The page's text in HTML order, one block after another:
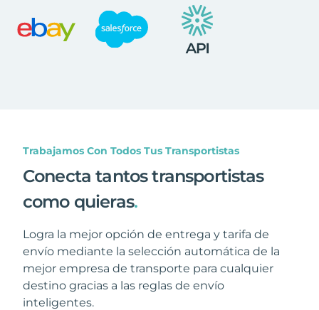
Trabajamos Con Todos Tus Transportistas
Conecta tantos transportistas
como quieras.
Logra la mejor opción de entrega y tarifa de
envío mediante la selección automática de la
mejor empresa de transporte para cualquier
destino gracias a las reglas de envío
inteligentes.